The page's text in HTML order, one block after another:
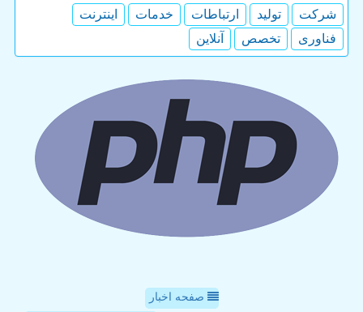
شركت تولید ارتباطات خدمات
اینترنت
فناوری
تخصص آنلاین
صفحه اخبار